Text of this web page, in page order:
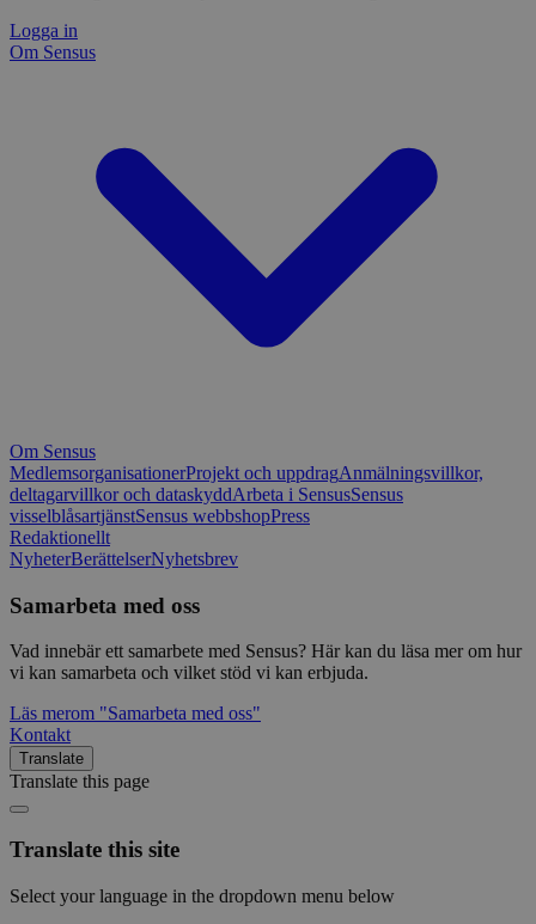
Logga in
Om Sensus
Om Sensus
MedlemsorganisationerProjekt och uppdragAnmälningsvillkor,
deltagarvillkor och dataskyddArbeta i SensusSensus
visselblåsartjänstSensus webbshopPress
Redaktionellt
NyheterBerättelserNyhetsbrev
Samarbeta med oss
Vad innebär ett samarbete med Sensus? Här kan du läsa mer om hur
vi kan samarbeta och vilket stöd vi kan erbjuda.
Läs merom "Samarbeta med oss"
Kontakt
Translate
Translate this page
Translate this site
Select your language in the dropdown menu below